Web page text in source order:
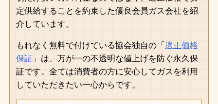
定供給することを約束した優良会員ガス会社を紹
介しています。
もれなく無料で付けている協会独自の「 適正価格
保証 」は、万が一の不透明な値上げを防ぐ永久保
証です。全ては消費者の方に安心してガスを利用
していただきたい一心からです。